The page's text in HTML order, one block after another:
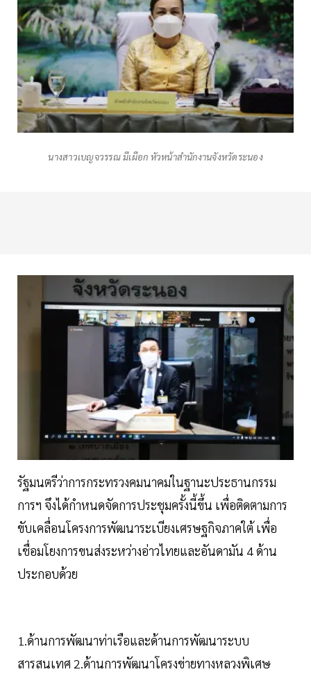
นางสาวเบญจวรรณ มีเผือก หัวหน้าสำนักงานจังหวัดระนอง
รัฐมนตรีว่าการกระทรวงคมนาคมในฐานะประธานกรรม
การฯ จึงได้กำหนดจัดการประชุมครั้งนี้ขึ้น เพื่อติดตามการ
ขับเคลื่อนโครงการพัฒนาระเบียงเศรษฐกิจภาคใต้ เพื่อ
เชื่อมโยงการขนส่งระหว่างอ่าวไทยและอันดามัน 4 ด้าน
ประกอบด้วย
1.ด้านการพัฒนาท่าเรือและด้านการพัฒนาระบบ
สารสนเทศ 2.ด้านการพัฒนาโครงข่ายทางหลวงพิเศษ